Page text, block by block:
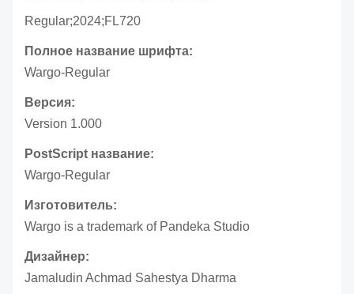
Regular;2024;FL720
Полное название шрифта:
Wargo-Regular
Версия:
Version 1.000
PostScript название:
Wargo-Regular
Изготовитель:
Wargo is a trademark of Pandeka Studio
Дизайнер:
Jamaludin Achmad Sahestya Dharma